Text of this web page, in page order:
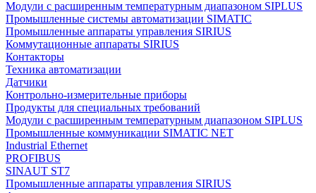
Модули с расширенным температурным диапазоном SIPLUS
Промышленные системы автоматизации SIMATIC
Промышленные аппараты управления SIRIUS
Коммутационные аппараты SIRIUS
Контакторы
Техника автоматизации
Датчики
Контрольно-измерительные приборы
Продукты для специальных требований
Модули с расширенным температурным диапазоном SIPLUS
Промышленные коммуникации SIMATIC NET
Industrial Ethernet
PROFIBUS
SINAUT ST7
Промышленные аппараты управления SIRIUS